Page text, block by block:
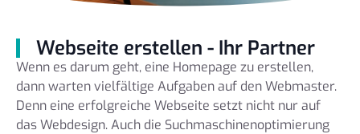
Webseite erstellen - Ihr Partner
Wenn es darum geht, eine Homepage zu erstellen,
dann warten vielfältige Aufgaben auf den Webmaster.
Denn eine erfolgreiche Webseite setzt nicht nur auf
das Webdesign. Auch die Suchmaschinenoptimierung